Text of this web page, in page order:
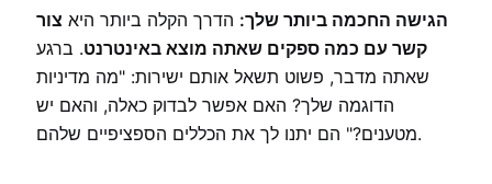
הגישה החכמה ביותר שלך: הדרך הקלה ביותר היא צור
קשר עם כמה ספקים שאתה מוצא באינטרנט. ברגע
שאתה מדבר, פשוט תשאל אותם ישירות: "מה מדיניות
הדוגמה שלך? האם אפשר לבדוק כאלה, והאם יש
מטענים?" הם יתנו לך את הכללים הספציפיים שלהם.